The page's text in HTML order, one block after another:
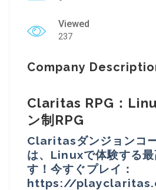
Viewed
237
Company
Claritas RPG：
ン制RPG
Claritasダンジョンコ
は、Linuxで体験する
す！今すぐプレイ：
https://